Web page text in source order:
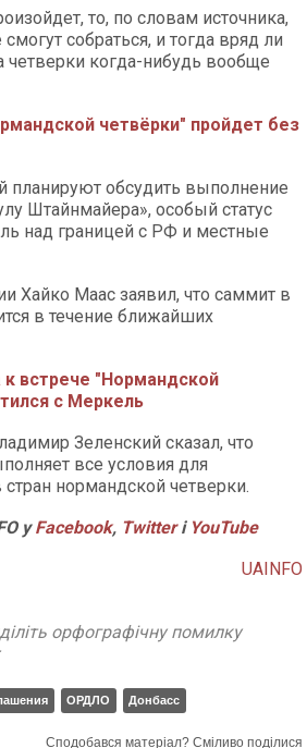
то, по словам источника,
собраться, и тогда вряд ли
четверки когда-нибудь вообще
четвёрки" пройдет без
планируют обсудить выполнение
Штайнмайера», особый статус
над границей с РФ и местные
Хайко Маас заявил, что саммит в
в течение ближайших
к встрече "Нормандской
с Меркель
Зеленский сказал, что
все условия для
нормандской четверки.
уFacebook, Twitter і YouTube
UAINFO
орфографічну помилку
ОРДЛО Донбасс
Сподобався матеріал? Сміливо поділися